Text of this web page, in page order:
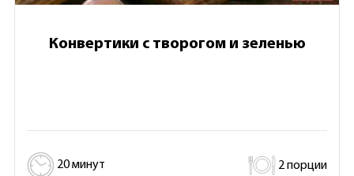
Конвертики с творогом и зеленью
20 минут 2 порции